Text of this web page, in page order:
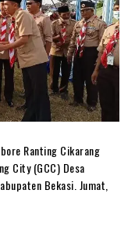
Ranting Cikarang
City (GCC) Desa
Bekasi. Jumat,